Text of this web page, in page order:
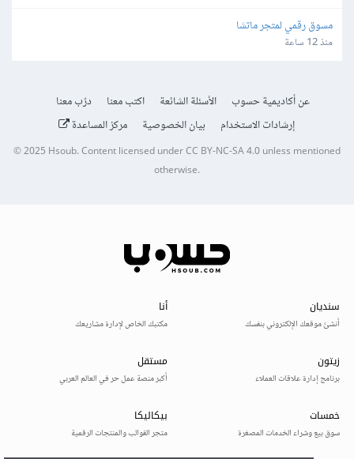
مسوق رقمي لمتجر ماتشا
منذ 12 ساعة
عن أكاديمية حسوب الأسئلة الشائعة اكتب معنا
درّب معنا
إرشادات الاستخدام
بيان الخصوصية مركز المساعدة
© 2025 Hsoub.Content licensed underCC BY-NC-SA 4.0unless mentioned
otherwise.